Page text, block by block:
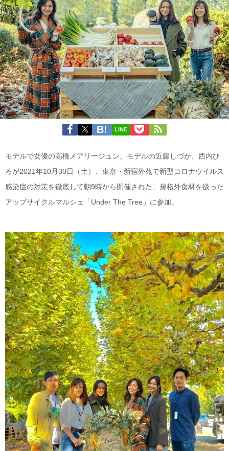
LINE
モデルで女優の高橋メアリージュン、モデルの近藤しづか、西内ひ
ろが2021年10月30日（土）、東京・新宿外苑で新型コロナウイルス
感染症の対策を徹底して朝9時から開催された、規格外食材を扱った
アップサイクルマルシェ「Under The Tree」に参加。